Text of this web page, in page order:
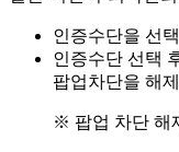
인증수단을 선
인증수단 선택
팝업차단을 해
※ 팝업 차단 해